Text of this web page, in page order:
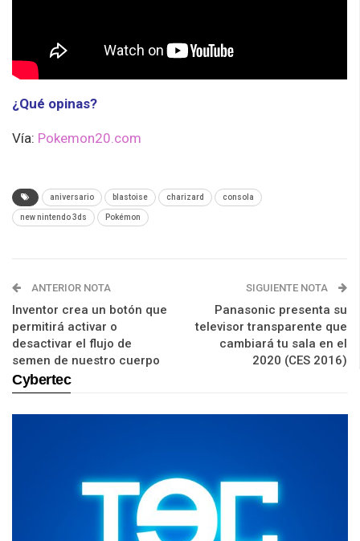
¿Qué opinas?
Vía: Pokemon20.com
aniversario blastoise charizard consola
new nintendo 3ds Pokémon
ANTERIOR NOTA
Inventor crea un botón que
permitirá activar o
desactivar el flujo de
semen de nuestro cuerpo
SIGUIENTE NOTA
Panasonic presenta su
televisor transparente que
cambiará tu sala en el
2020 (CES 2016)
Cybertec